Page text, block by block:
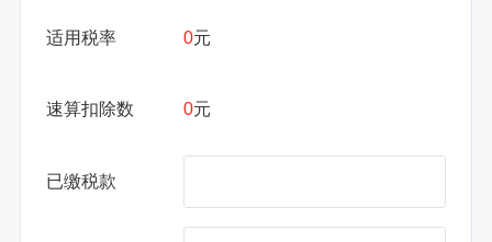
适用税率 0元
速算扣除数 0元
已缴税款